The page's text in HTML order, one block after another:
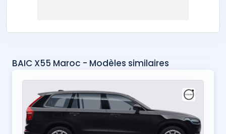
BAIC X55 Maroc - Modèles similaires